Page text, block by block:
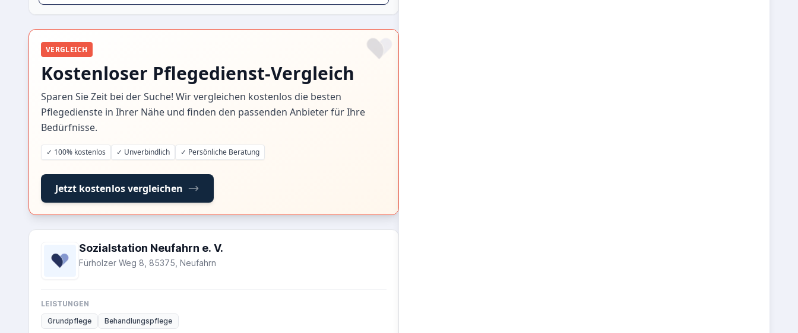
VERGLEICH
Kostenloser Pflegedienst-Vergleich
Sparen Sie Zeit bei der Suche! Wir vergleichen kostenlos die besten
Pflegedienste in Ihrer Nähe und finden den passenden Anbieter für Ihre
Bedürfnisse.
✓ 100% kostenlos ✓ Unverbindlich ✓ Persönliche Beratung
Jetzt kostenlos vergleichen
Sozialstation Neufahrn e. V.
Fürholzer Weg 8, 85375, Neufahrn
LEISTUNGEN
Grundpflege
Behandlungspflege